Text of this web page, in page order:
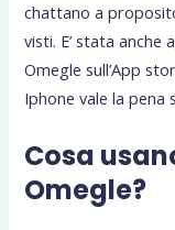
chattano a
visti. E’ stata anche
Omegle sull’App
Iphone vale la pena
Cosa
Omegle?